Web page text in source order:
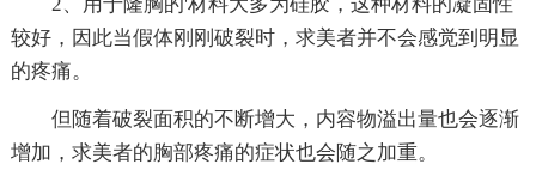
较好，因此当假体刚刚破裂时，求美者并不会感觉到明显
的疼痛。
但随着破裂面积的不断增大，内容物溢出量也会逐渐
增加，求美者的胸部疼痛的症状也会随之加重。